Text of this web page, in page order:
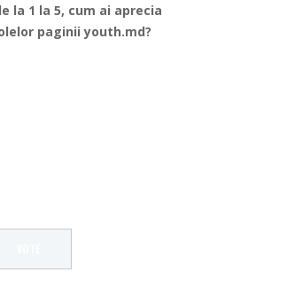
la 1 la 5, cum ai aprecia
paginii youth.md?